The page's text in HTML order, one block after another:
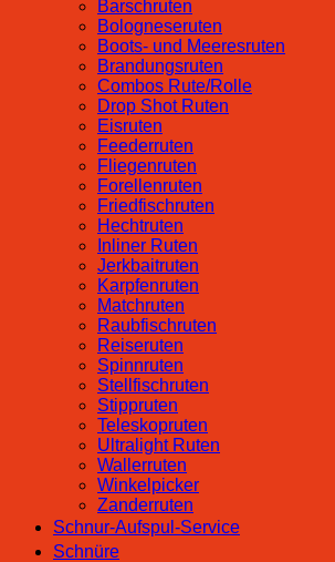
Barschruten
Bologneseruten
Boots- und Meeresruten
Brandungsruten
Combos Rute/Rolle
Drop Shot Ruten
Eisruten
Feederruten
Fliegenruten
Forellenruten
Friedfischruten
Hechtruten
Inliner Ruten
Jerkbaitruten
Karpfenruten
Matchruten
Raubfischruten
Reiseruten
Spinnruten
Stellfischruten
Stippruten
Teleskopruten
Ultralight Ruten
Wallerruten
Winkelpicker
Zanderruten
Schnur-Aufspul-Service
Schnüre